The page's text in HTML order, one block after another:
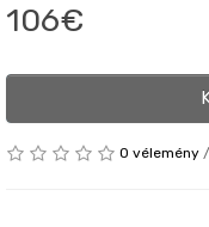
106€
0 vélemény /